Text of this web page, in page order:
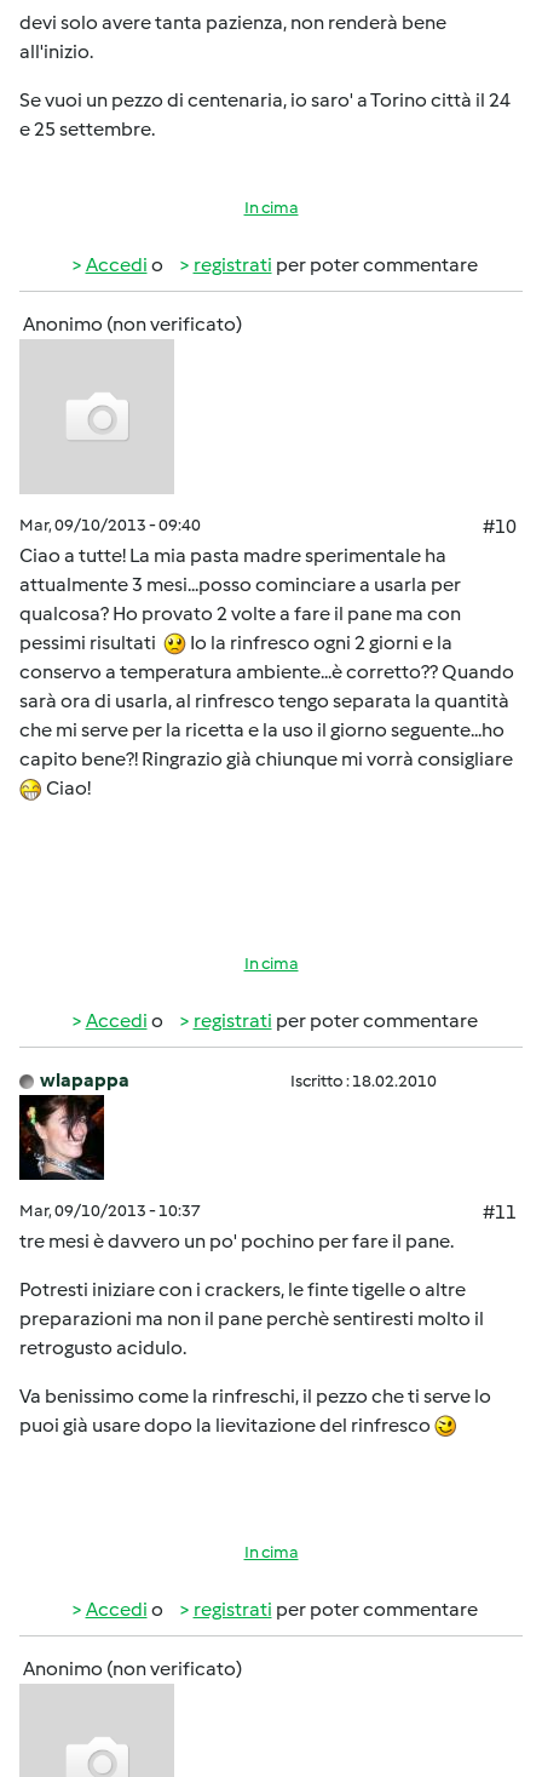
devi solo avere tanta pazienza, non renderà bene
all'inizio.
Se vuoi un pezzo di centenaria, io saro' a Torino città il 24
e 25 settembre.
In cima
Accedi o registrati per poter commentare
Anonimo (non verificato)
Mar, 09/10/2013 - 09:40
#10
Ciao a tutte! La mia pasta madre sperimentale ha
attualmente 3 mesi...posso cominciare a usarla per
qualcosa? Ho provato 2 volte a fare il pane ma con
pessimi risultati
Io la rinfresco ogni 2 giorni e la
conservo a temperatura ambiente...è corretto?? Quando
sarà ora di usarla, al rinfresco tengo separata la quantità
che mi serve per la ricetta e la uso il giorno seguente...ho
capito bene?! Ringrazio già chiunque mi vorrà consigliare
Ciao!
In cima
Accedi o registrati per poter commentare
wlapappa Iscritto : 18.02.2010
Mar, 09/10/2013 - 10:37
#11
tre mesi è davvero un po' pochino per fare il pane.
Potresti iniziare con i crackers, le finte tigelle o altre
preparazioni ma non il pane perchè sentiresti molto il
retrogusto acidulo.
Va benissimo come la rinfreschi, il pezzo che ti serve lo
puoi già usare dopo la lievitazione del rinfresco
In cima
Accedi o registrati per poter commentare
Anonimo (non verificato)